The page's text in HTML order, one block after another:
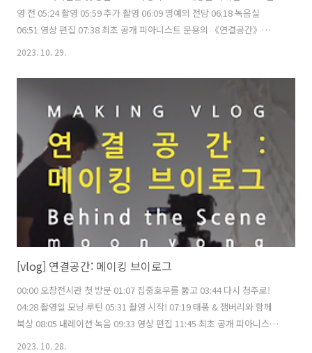
영 전 05:24 촬영 05:59 추가 촬영 06:09 명예의 전당 06:18 녹음실
06:51 영상 편집 07:38 최초 공개 피아니스트 문용의 《연결공간》
moonyong.com moontara.co.kr 주최·주관 문타라엔터테인먼트 후
2023년 문화체육관광부와 한국문화예술위원회의 '온라인미디어 예술활
동 지원' 사업의 지원을 받아 제작되었습니다. #연결공간 #아트체인지업
2023. 10. 29.
[vlog] 연결공간: 메이킹 브이로그
00:00 오창전시관 첫 방문 01:07 집중호우를 뚫고 03:44 다시 청주로!
04:28 촬영일 모닝 루틴 05:31 촬영 시작! 07:19 태풍 & 잼버리와 함께
북상 08:05 내레이션 녹음 09:33 영상 편집 11:45 최초 공개 피아니스트
문용의 《연결공간》 https://www.youtube.com/playlist?
2023. 10. 28.